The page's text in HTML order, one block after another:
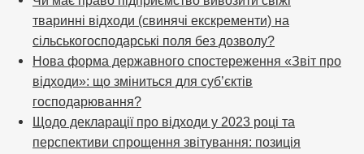
тваринні відходи (свинячі екскременти) на
сільськогосподарські поля без дозволу?
Нова форма державного спостереження «Звіт про
відходи»: що зміниться для суб’єктів
господарювання?
Щодо декларації про відходи у 2023 році та
перспективи спрощення звітування: позиція